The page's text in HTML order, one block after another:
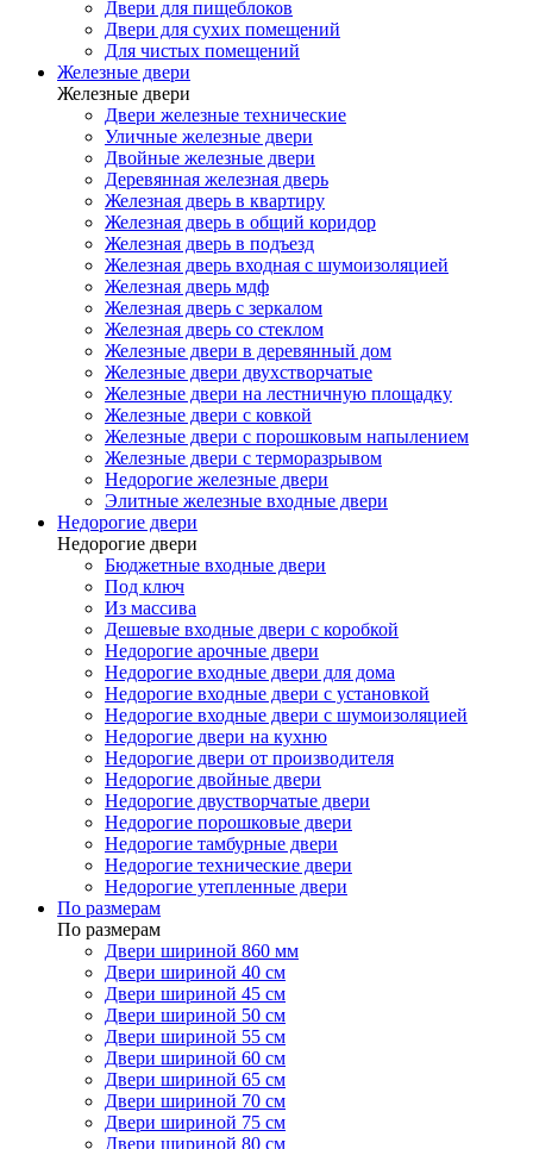
Двери для пищеблоков
Двери для сухих помещений
Для чистых помещений
Железные двери
Железные двери
Двери железные технические
Уличные железные двери
Двойные железные двери
Деревянная железная дверь
Железная дверь в квартиру
Железная дверь в общий коридор
Железная дверь в подъезд
Железная дверь входная с шумоизоляцией
Железная дверь мдф
Железная дверь с зеркалом
Железная дверь со стеклом
Железные двери в деревянный дом
Железные двери двухстворчатые
Железные двери на лестничную площадку
Железные двери с ковкой
Железные двери с порошковым напылением
Железные двери с терморазрывом
Недорогие железные двери
Элитные железные входные двери
Недорогие двери
Недорогие двери
Бюджетные входные двери
Под ключ
Из массива
Дешевые входные двери с коробкой
Недорогие арочные двери
Недорогие входные двери для дома
Недорогие входные двери с установкой
Недорогие входные двери с шумоизоляцией
Недорогие двери на кухню
Недорогие двери от производителя
Недорогие двойные двери
Недорогие двустворчатые двери
Недорогие порошковые двери
Недорогие тамбурные двери
Недорогие технические двери
Недорогие утепленные двери
По размерам
По размерам
Двери шириной 860 мм
Двери шириной 40 см
Двери шириной 45 см
Двери шириной 50 см
Двери шириной 55 см
Двери шириной 60 см
Двери шириной 65 см
Двери шириной 70 см
Двери шириной 75 см
Двери шириной 80 см